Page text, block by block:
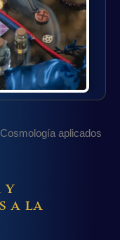
aplicados
y
a la